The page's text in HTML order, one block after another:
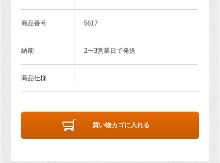
商品番号 5617
納期 2〜3営業日で発送
商品仕様
買い物カゴに入れる